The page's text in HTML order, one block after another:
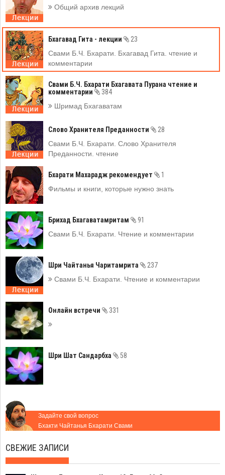
Общий архив лекций
Бхагавад Гита - лекции
23
Свами Б.Ч. Бхарати. Бхагавад Гита. чтение и
комментарии
Свами Б.Ч. Бхарати Бхагавата Пурана чтение и
комментарии
384
Шримад Бхагаватам
Слово Хранителя Преданности
28
Свами Б.Ч. Бхарати. Слово Хранителя
Преданности. чтение
Бхарати Махарадж рекомендует
1
Фильмы и книги, которые нужно знать
Брихад Бхагаватамритам
91
Свами Б.Ч. Бхарати. Чтение и комментарии
Шри Чайтанья Чаритамрита
237
Свами Б.Ч. Бхарати. Чтение и комментарии
Онлайн встречи 331
Шри Шат Сандарбха 58
Задайте свой вопрос
Бхакти Чайтанья Бхарати Свами
СВЕЖИЕ ЗАПИСИ